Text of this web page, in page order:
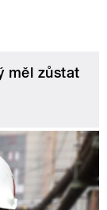
měl zůstat